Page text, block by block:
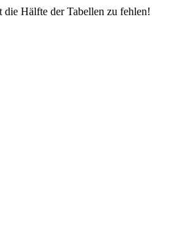
die Hälfte der Tabellen zu fehlen!